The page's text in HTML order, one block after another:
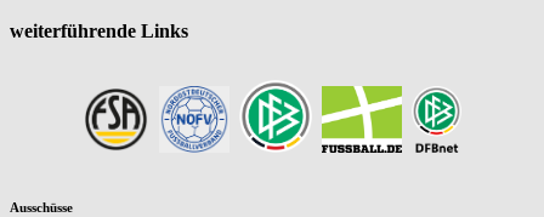
weiterführende Links
Ausschüsse